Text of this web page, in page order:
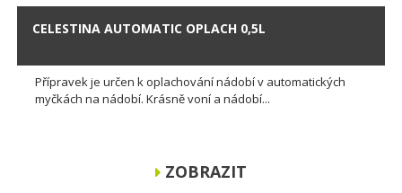
CELESTINA AUTOMATIC OPLACH 0,5L
Přípravek je určen k oplachování nádobí v automatických
myčkách na nádobí. Krásně voní a nádobí...
ZOBRAZIT